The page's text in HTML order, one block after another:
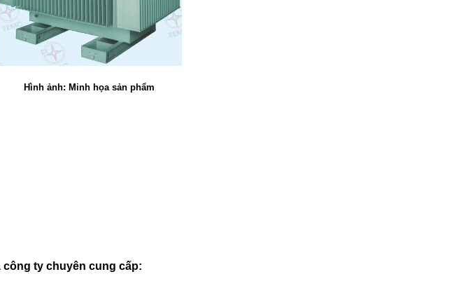
Hình ảnh: Minh họa sản phẩm
công ty chuyên cung cấp: